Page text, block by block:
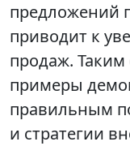
предложений
приводит к
продаж.
примеры
правильным
и стратегии